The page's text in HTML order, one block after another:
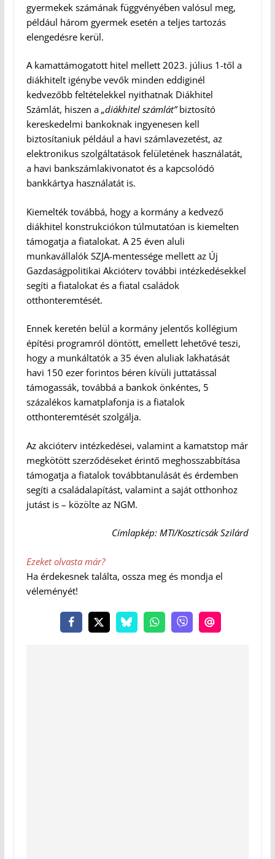
gyermekek számának függvényében valósul meg,
például három gyermek esetén a teljes tartozás
elengedésre kerül.
A kamattámogatott hitel mellett 2023. július 1-től a
diákhitelt igénybe vevők minden eddiginél
kedvezőbb feltételekkel nyithatnak Diákhitel
Számlát, hiszen a „diákhitel számlát”biztosító
kereskedelmi bankoknak ingyenesen kell
biztosítaniuk például a havi számlavezetést, az
elektronikus szolgáltatások felületének használatát,
a havi bankszámlakivonatot és a kapcsolódó
bankkártya használatát is.
Kiemelték továbbá, hogy a kormány a kedvező
diákhitel konstrukciókon túlmutatóan is kiemelten
támogatja a fiatalokat. A 25 éven aluli
munkavállalók SZJA-mentessége mellett az Új
Gazdaságpolitikai Akcióterv további intézkedésekkel
segíti a fiatalokat és a fiatal családok
otthonteremtését.
Ennek keretén belül a kormány jelentős kollégium
építési programról döntött, emellett lehetővé teszi,
hogy a munkáltatók a 35 éven aluliak lakhatását
havi 150 ezer forintos béren kívüli juttatással
támogassák, továbbá a bankok önkéntes, 5
százalékos kamatplafonja is a fiatalok
otthonteremtését szolgálja.
Az akcióterv intézkedései, valamint a kamatstop már
megkötött szerződéseket érintő meghosszabbítása
támogatja a fiatalok továbbtanulását és érdemben
segíti a családalapítást, valamint a saját otthonhoz
jutást is – közölte az NGM.
Címlapkép: MTI/Koszticsák Szilárd
Ezeket olvasta már?
Ha érdekesnek találta, ossza meg és mondja el
véleményét!